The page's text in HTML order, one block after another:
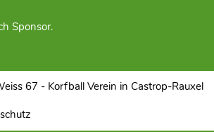
Sponsor.
67 - Korfball Verein in Castrop-Rauxel